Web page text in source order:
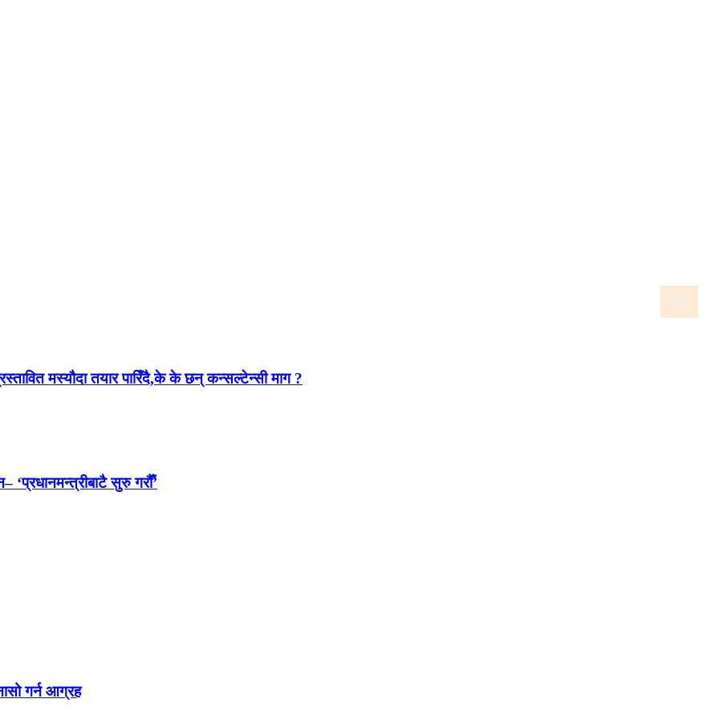
मस्यौदा तयार पारिँदै,के के छन् कन्सल्टेन्सी माग ?
‘प्रधानमन्त्रीबाटै सुरु गरौँ’
गर्न आग्रह